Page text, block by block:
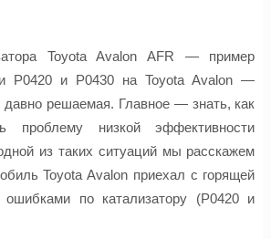
Toyota Avalon AFR — пример
P0420 и P0430 на Toyota Avalon —
давно решаемая. Главное — знать, как
проблему низкой эффективности
из таких ситуаций мы расскажем
Toyota Avalon приехал с горящей
по катализатору (P0420 и